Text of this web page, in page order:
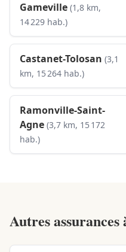
Gameville (1,8 km,
14 229 hab.)
Castanet-Tolosan (3,1
km, 15 264 hab.)
Ramonville-Saint-
Agne (3,7 km, 15 172
hab.)
Autres assurances